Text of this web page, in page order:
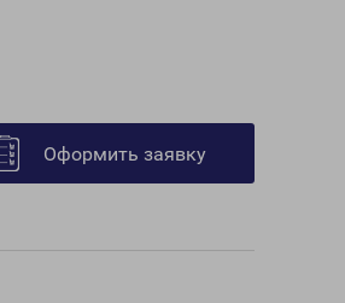
Оформить заявку